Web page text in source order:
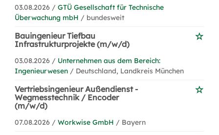
03.08.2026 / GTÜ Gesellschaft für Technische
Überwachung mbH / bundesweit
Bauingenieur Tiefbau
Infrastrukturprojekte (m/w/d)
03.08.2026 / Unternehmen aus dem Bereich:
Ingenieurwesen / Deutschland, Landkreis München
Vertriebsingenieur Außendienst -
Wegmesstechnik / Encoder
(m/w/d)
07.08.2026 / Workwise GmbH / Bayern